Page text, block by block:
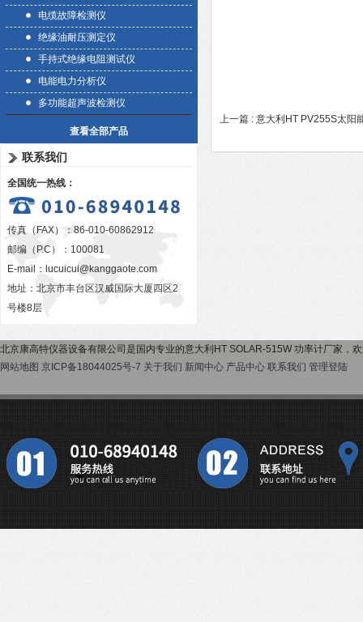
电缆故障检测仪
绝缘油耐压测定仪
手持式绝缘电阻测试仪
电能电力分析仪
多功能超声波检测仪
查看全部产品
联系我们
全国统一热线：
传真（FAX）：86-010-60862912
邮编（P.C）：100081
E-mail： lucuicui@kanggaote.com
地址：北京市丰台区汉威国际大厦四区2
号楼8层
上一篇 : 意大利HT PV255S太阳
北京康高特仪器设备有限公司是国内专业的意大利HT SOLAR-515W 功率计厂家，
网站地图 京ICP备18044025号-7 关于我们 新闻中心 产品中心 联系我们 管理登陆